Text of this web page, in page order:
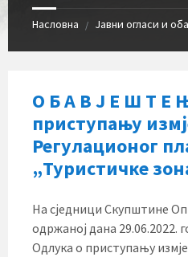
Насловна / Јавни огласи и
О Б А В Ј Е Ш Т Е
приступању
Регулационог
„Туристичке
На сједници Скупштине
одржаној дана 29.06.2022.
Одлука о приступању